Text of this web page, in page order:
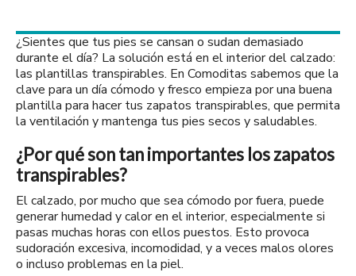
¿Sientes que tus pies se cansan o sudan demasiado
durante el día? La solución está en el interior del calzado:
las plantillas transpirables. En Comoditas sabemos que la
clave para un día cómodo y fresco empieza por una buena
plantilla para hacer tus zapatos transpirables, que permita
la ventilación y mantenga tus pies secos y saludables.
¿Por qué son tan importantes los zapatos
transpirables?
El calzado, por mucho que sea cómodo por fuera, puede
generar humedad y calor en el interior, especialmente si
pasas muchas horas con ellos puestos. Esto provoca
sudoración excesiva, incomodidad, y a veces malos olores
o incluso problemas en la piel.